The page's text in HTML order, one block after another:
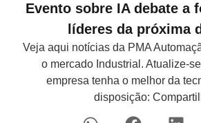
Evento sobre IA debate a
líderes da próxima
Veja aqui notícias da PMA
o mercado Industrial. Atualize-
empresa tenha o melhor da
disposição: